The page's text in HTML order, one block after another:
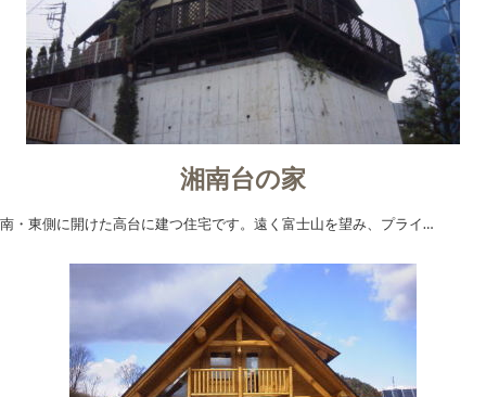
湘南台の家
南・東側に開けた高台に建つ住宅です。遠く富士山を望み、プライ…